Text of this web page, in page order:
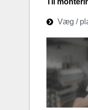
Til
Væg /